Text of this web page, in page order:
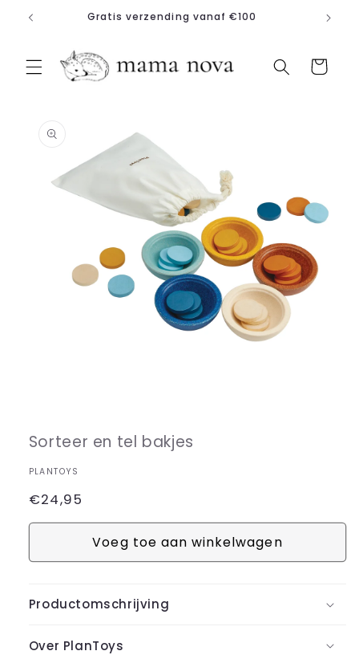
naar de Gratis verzending vanaf €100
Winkelwagen
modaal
Sorteer en tel bakjes
PLANTOYS
Normale
prijs
€24,95
Voeg toe aan winkelwagen
Productomschrijving
Over PlanToys